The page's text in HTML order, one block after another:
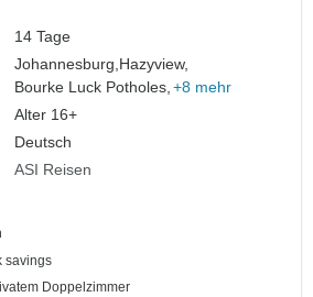
14 Tage
Johannesburg,Hazyview,
Bourke Luck Potholes, +8 mehr
Alter 16+
Deutsch
ASI Reisen
savings
Doppelzimmer